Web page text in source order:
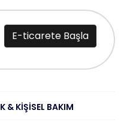
E-ticarete Başla
& KİŞİSEL BAKIM